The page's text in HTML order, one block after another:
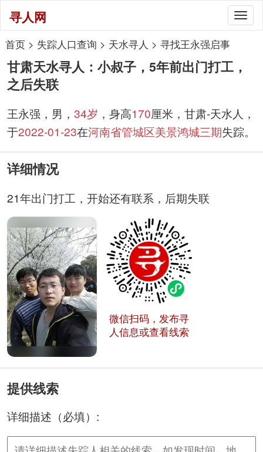
寻人网
首页> 失踪人口查询 > 天水寻人 > 寻找王永强启事
甘肃天水寻人：小叔子，5年前出门打工，
之后失联
王永强，男， 34岁 ，身高170厘米，甘肃-天水人，
于2022-01-23在河南省管城区美景鸿城三期失踪。
详细情况
21年出门打工，开始还有联系，后期失联
微信扫码，发布寻
人信息或查看线索
提供线索
详细描述（必填）: